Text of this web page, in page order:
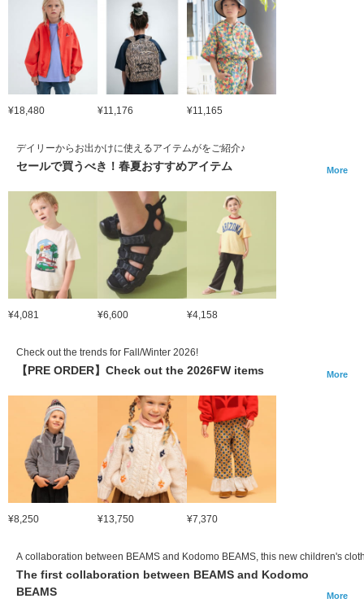
¥18,480 ¥11,176 ¥11,165
デイリーからお出かけに使えるアイテムがをご紹介♪
セールで買うべき！春夏おすすめアイテム More
¥4,081 ¥6,600 ¥4,158
Check out the trends for Fall/Winter 2026!
【PRE ORDER】Check out the 2026FW items More
¥8,250 ¥13,750 ¥7,370
A collaboration between BEAMS and Kodomo BEAMS, this new children's
The first collaboration between BEAMS and Kodomo
BEAMS
More